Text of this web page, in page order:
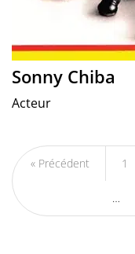
Sonny Chiba
Acteur
« Précédent 1
…